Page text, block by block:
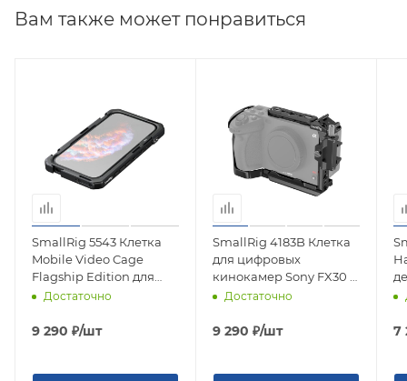
Вам также может понравиться
SmallRig 5543 Клетка
Mobile Video Cage
Flagship Edition для
смартфона iPhone 17
Достаточно
9 290 ₽/шт
SmallRig 4183B Клетка
для цифровых
кинокамер Sony FX30 /
FX3Достаточно
9 290 ₽/шт 7